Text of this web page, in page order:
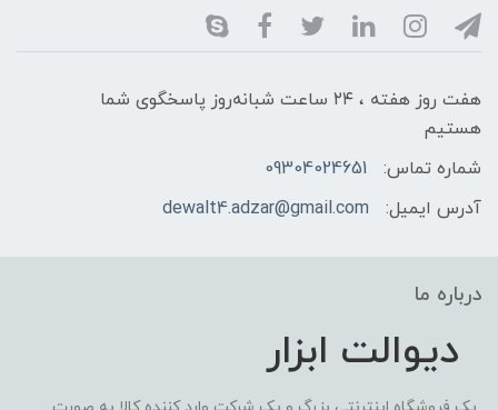
هفت روز هفته ، ۲۴ ساعت شبانه‌روز پاسخگوی شما
هستیم
شماره تماس:
09304024651
آدرس ایمیل:
dewalt4.adzar@gmail.com
درباره ما
دیوالت ابزار